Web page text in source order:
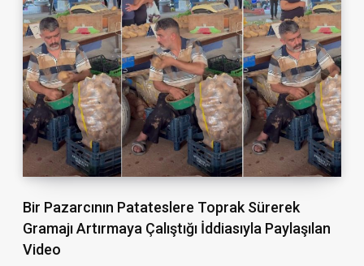
Bir Pazarcının Patateslere Toprak Sürerek
Gramajı Artırmaya Çalıştığı İddiasıyla Paylaşılan
Video